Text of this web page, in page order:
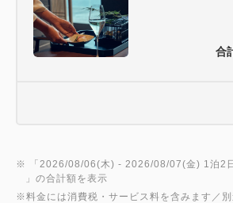
＜鮨・鉄板焼・割烹 ご希望の場合＞
ご予約完了後「予約完了メール」
変お手数をお掛けしますが、予約
のアップグレードご希望の方】の
尚、ご宿泊日以外のお日にちをお
は無効となりますのでご注意くだ
合
※ 「 2026/08/06(木) - 2026/08/07(金) 1泊2
」の合計額を表示
※料金には消費税・サービス料を含みます／